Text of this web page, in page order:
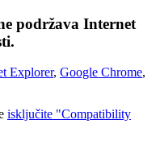
podržava Internet
Explorer, Google Chrome,
isključite "Compatibility